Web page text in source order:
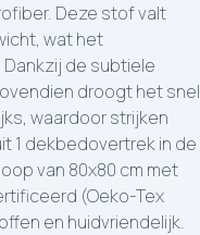
Deze stof valt
wat het
de subtiele
droogt het snel
waardoor strijken
1 dekbedovertrek in de
van 80x80 cm met
(Oeko-Tex
en huidvriendelijk.